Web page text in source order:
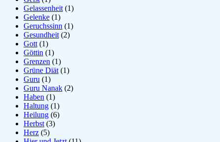
Gelassenheit (1)
Gelenke (1)
Geruchssinn (1)
Gesundheit (2)
Gott (1)
Göttin (1)
Grenzen (1)
Grüne Diät (1)
Guru (1)
Guru Nanak (2)
Haben (1)
Haltung (1)
Heilung (6)
Herbst (3)
Herz (5)